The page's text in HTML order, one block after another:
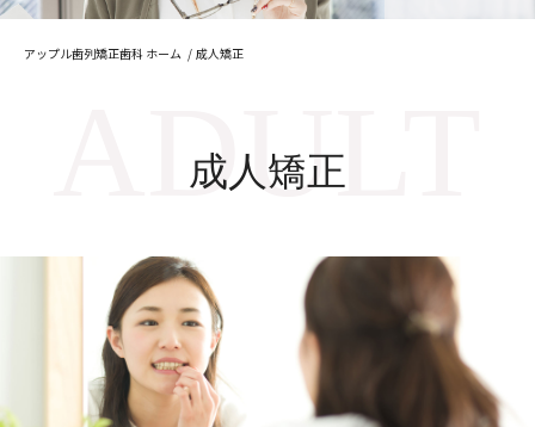
アップル歯列矯正歯科 ホーム 成人矯正
成人矯正